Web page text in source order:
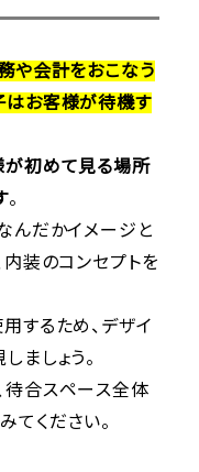
や会計をおこなう
はお客様が待機す
初めて見る場所
。
んだかイメージと
装のコンセプトを
するため、デザイ
ましょう。
待合スペース全体
ください。